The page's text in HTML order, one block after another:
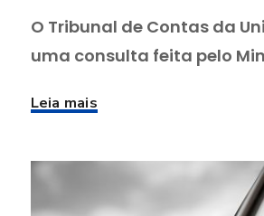
O Tribunal de Contas da
uma consulta feita pelo
Leia mais